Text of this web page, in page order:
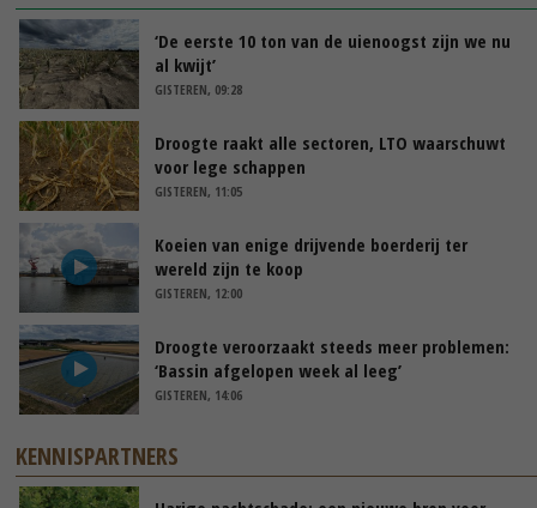
‘De eerste 10 ton van de uienoogst zijn we nu
al kwijt’
GISTEREN, 09:28
Droogte raakt alle sectoren, LTO waarschuwt
voor lege schappen
GISTEREN, 11:05
Koeien van enige drijvende boerderij ter
wereld zijn te koop
GISTEREN, 12:00
Droogte veroorzaakt steeds meer problemen:
‘Bassin afgelopen week al leeg’
GISTEREN, 14:06
KENNISPARTNERS